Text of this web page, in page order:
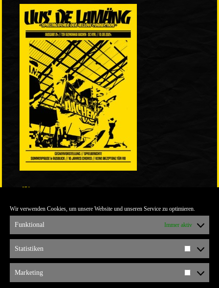
Wir verwenden Cookies, um unsere Website und unseren Service zu optimieren.
Funktional Immer aktiv
Statistiken
Marketing
ULTRABLOG DER YELLOW CONNECTION
ALEMANNIA VERKAUFT MAN NICHT
ARCHIV
ARCHIV